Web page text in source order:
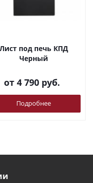
Лист под печь КПД
Черный
от 4 790 руб.
Подробнее